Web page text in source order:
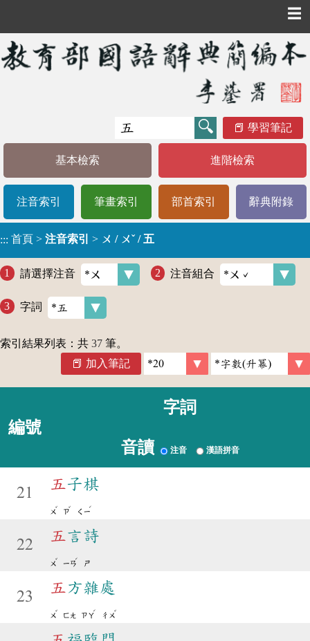
☰
學習筆記
基本檢索 進階檢索
注音索引 筆畫索引 部首索引 辭典附錄
::: 首頁 > 注音索引 > ㄨ / ㄨˇ / 五
請選擇注音 注音組合
字詞
索引結果列表：共 37 筆。
加入筆記
編號
字詞
音讀 注音 漢語拼音
21
五子棋
ㄨ
ˇ
ㄗ
ˇ
ㄑㄧ
ˊ
22
五言詩
ㄨ
ˇ
ㄧㄢ
ˊ
ㄕ
23
五方雜處
ㄨ
ˇ
ㄈㄤ ㄗㄚ
ˊ
ㄔㄨ
ˇ